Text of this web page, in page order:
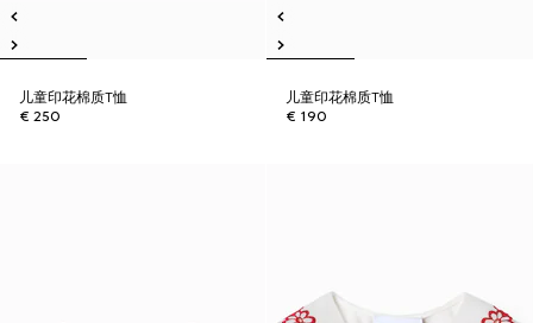
儿童印花棉质T恤
€ 250
儿童印花棉质T恤
€ 190